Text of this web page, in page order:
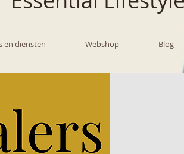
en diensten Webshop Blog